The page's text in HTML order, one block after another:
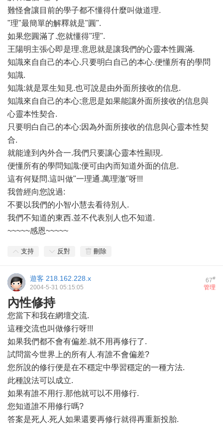
難怪會讓目前的學子都不懂得什麼叫做道理.
"理"最簡單的解釋就是"圓".
如果您圓滿了.您就懂得"理".
王陽明主張心即是理.意思就是讓我們的心靈本性圓滿.
知識來自自己的本心.只要明白自己的本心.便懂所有的學問
知識.
知識:就是眾生知見.也可說是由外面所接收的信息.
知識來自自己的本心:意思是如果能讓外面所接收的信息與
心靈本性契合.
只要明白自己的本心:因為外面所接收的信息與心靈本性契
合.
就能達到內外合一.我們只要讓心靈本性顯現.
便懂所有的學問知識:便可由內而知道外面的信息.
這有何疑問.這叫做"一理通.萬理澈"呀!!!
我曾經向您說過:
不要以我們的小智小慧去看待別人.
我們不知道的東西.並不代表別人也不知道.
~~~~~感恩~~~~~
支持 反對 刪除
67#
遊客 218.162.228.x
管理
2004-5-31 05:15:05
內性修持
您當下和我在網壇交流.
這種交流也叫做修行呀!!!
如果我們都不會有偏差.就不用再修行了.
試問當今世界上的所有人.有誰不會偏差?
您所說的修行便是在不穩定中學習穩定的一種方法.
此種說法可以成立.
如果有誰不用行.那他就可以不用修行.
您知道誰不用修行嗎?
答案是死人.死人如果還要再修行就得再重新投胎.